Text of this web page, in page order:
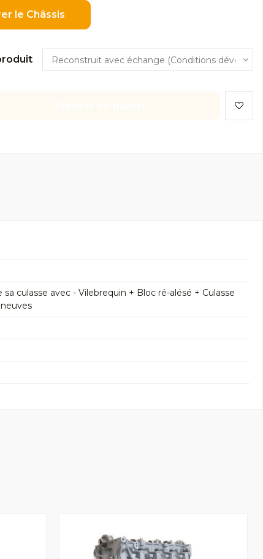
le Châssis
culasse avec - Vilebrequin + Bloc ré-alésé + Culasse